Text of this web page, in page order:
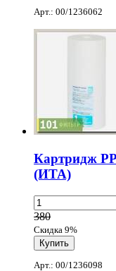
Арт.: 00/1236062
Картридж
(ИТА)
380
Скидка 9%
Арт.: 00/1236098